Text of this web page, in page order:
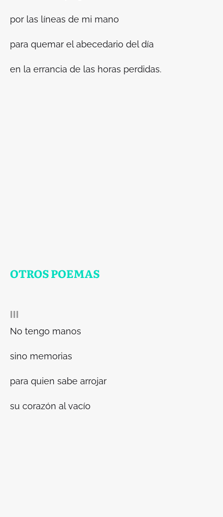
por las líneas de mi mano
para quemar el abecedario del día
en la errancia de las horas perdidas.
OTROS POEMAS
III
No tengo manos
sino memorias
para quien sabe arrojar
su corazón al vacío